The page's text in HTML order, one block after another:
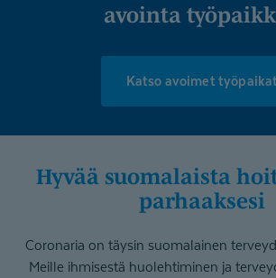
avointa
Katso avoimet työpaikat
Hyvää suomalaista hoitoa sinun
parhaaksesi
Coronaria on täysin suomalainen
Meille ihmisestä huolehtiminen ja